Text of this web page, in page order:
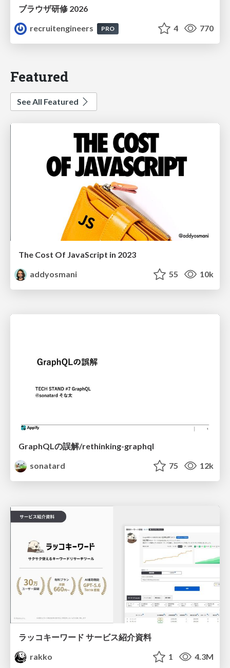
ブラウザ研修 2026
recruitengineers
PRO 4 770
Featured
See All Featured
The Cost Of JavaScript in 2023
addyosmani
55 10k
GraphQLの誤解/rethinking-graphql
sonatard
75 12k
ラッコキーワード サービス紹介資料
rakko
1 4.3M